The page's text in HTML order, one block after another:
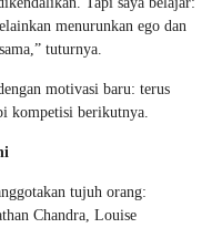
menurunkan ego dan
tuturnya.
motivasi baru: terus
kompetisi berikutnya.
tujuh orang:
Chandra, Louise